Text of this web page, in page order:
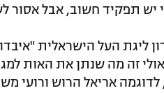
יש תפקיד חשוב, אבל אסור
ליגת העל הישראלית
זה מה שנתן את האות
לדוגמה אריאל הרוש ורועי